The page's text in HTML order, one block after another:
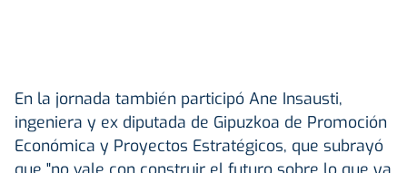
En la jornada también participó Ane Insausti,
ingeniera y ex diputada de Gipuzkoa de Promoción
Económica y Proyectos Estratégicos, que subrayó